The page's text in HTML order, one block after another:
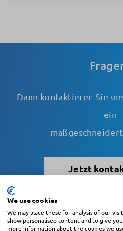
Dann kontaktieren Sie
ein
Jetzt
Blättern
We use cookies
We may place these for analysis of our
show personalised content and to give
more information about the cookies we